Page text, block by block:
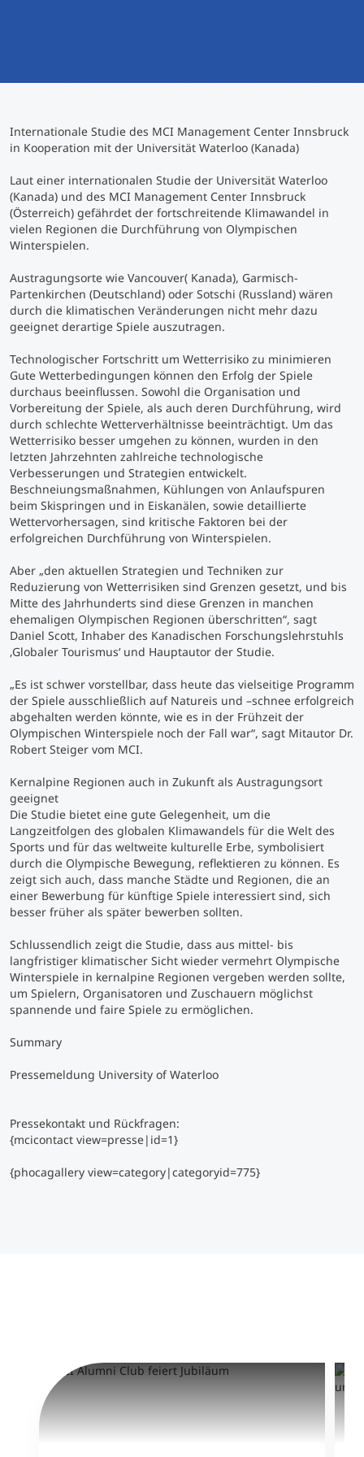
Study Finder Bachelor/Master
Masterclasses
Management-Seminare
Technische Weiterbildung
Maßgeschneiderte Programme
Studienberatung
Executive Education Finder
Internationale Studie des MCI Management Center Innsbruck
in Kooperation mit der Universität Waterloo (Kanada)
Laut einer internationalen Studie der Universität Waterloo
(Kanada) und des MCI Management Center Innsbruck
(Österreich) gefährdet der fortschreitende Klimawandel in
vielen Regionen die Durchführung von Olympischen
Winterspielen.
Austragungsorte wie Vancouver( Kanada), Garmisch-
Partenkirchen (Deutschland) oder Sotschi (Russland) wären
durch die klimatischen Veränderungen nicht mehr dazu
geeignet derartige Spiele auszutragen.
Technologischer Fortschritt um Wetterrisiko zu minimieren
Gute Wetterbedingungen können den Erfolg der Spiele
durchaus beeinflussen. Sowohl die Organisation und
Vorbereitung der Spiele, als auch deren Durchführung, wird
durch schlechte Wetterverhältnisse beeinträchtigt. Um das
Wetterrisiko besser umgehen zu können, wurden in den
letzten Jahrzehnten zahlreiche technologische
Verbesserungen und Strategien entwickelt.
Beschneiungsmaßnahmen, Kühlungen von Anlaufspuren
beim Skispringen und in Eiskanälen, sowie detaillierte
Wettervorhersagen, sind kritische Faktoren bei der
erfolgreichen Durchführung von Winterspielen.
Aber „den aktuellen Strategien und Techniken zur
Reduzierung von Wetterrisiken sind Grenzen gesetzt, und bis
Mitte des Jahrhunderts sind diese Grenzen in manchen
ehemaligen Olympischen Regionen überschritten“, sagt
Daniel Scott, Inhaber des Kanadischen Forschungslehrstuhls
‚Globaler Tourismus‘ und Hauptautor der Studie.
„Es ist schwer vorstellbar, dass heute das vielseitige Programm
der Spiele ausschließlich auf Natureis und –schnee erfolgreich
abgehalten werden könnte, wie es in der Frühzeit der
Olympischen Winterspiele noch der Fall war“, sagt Mitautor Dr.
Robert Steiger vom MCI.
Kernalpine Regionen auch in Zukunft als Austragungsort
geeignet
Die Studie bietet eine gute Gelegenheit, um die
Langzeitfolgen des globalen Klimawandels für die Welt des
Sports und für das weltweite kulturelle Erbe, symbolisiert
durch die Olympische Bewegung, reflektieren zu können. Es
zeigt sich auch, dass manche Städte und Regionen, die an
einer Bewerbung für künftige Spiele interessiert sind, sich
besser früher als später bewerben sollten.
Schlussendlich zeigt die Studie, dass aus mittel- bis
langfristiger klimatischer Sicht wieder vermehrt Olympische
Winterspiele in kernalpine Regionen vergeben werden sollte,
um Spielern, Organisatoren und Zuschauern möglichst
spannende und faire Spiele zu ermöglichen.
Summary
Pressemeldung University of Waterloo
Pressekontakt und Rückfragen:
{mcicontact view=presse|id=1}
{phocagallery view=category|categoryid=775}